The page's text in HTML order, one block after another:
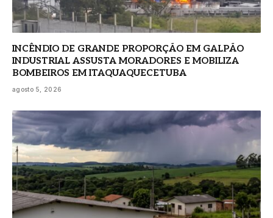
INCÊNDIO DE GRANDE PROPORÇÃO EM GALPÃO
INDUSTRIAL ASSUSTA MORADORES E MOBILIZA
BOMBEIROS EM ITAQUAQUECETUBA
agosto 5, 2026